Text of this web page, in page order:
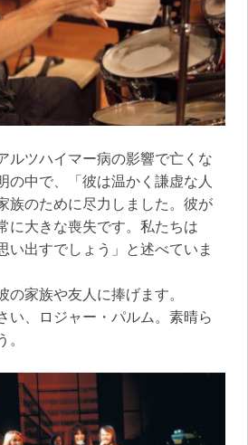
ルツハイマー病の影響で亡くな
の中で、「彼は温かく謙虚な人
族のために尽力しました。彼が
に大きな喪失です。私たちは
い出すでしょう」と述べていま
の家族や友人に捧げます。
い、ロジャー・パルム。素晴ら
。